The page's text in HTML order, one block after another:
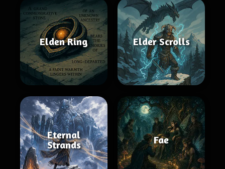
Elden Ring Elder Scrolls
Eternal
Strands
Fae